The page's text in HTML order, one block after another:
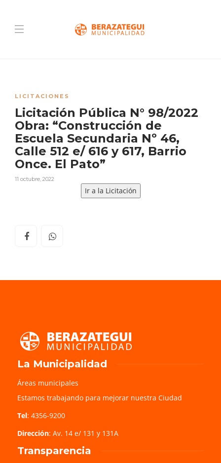
LICITACIONES
Licitación Pública N° 98/2022
Obra: “Construcción de
Escuela Secundaria Nº 46,
Calle 512 e/ 616 y 617, Barrio
Once. El Pato”
11 octubre, 2022
Ir a la Licitación
La Municipalidad
Áreas municipales
Estamos trabajando para mejorar nuestra Ciudad
Tel: 4356-9200
Dirección: Av. 14 e/ 131 y 131A
Transparencia